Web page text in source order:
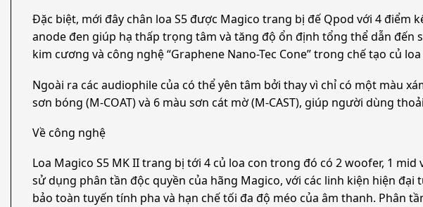
Đặc biệt, mới đây chân loa S5 được Magico trang bị đế Qpod với 4
anode đen giúp hạ thấp trọng tâm và tăng độ ổn định tổng thể dẫn
kim cương và công nghệ “Graphene Nano-Tec Cone” trong chế tạo củ
Ngoài ra các audiophile của có thể yên tâm bởi thay vì chỉ có một màu
sơn bóng (M-COAT) và 6 màu sơn cát mờ (M-CAST), giúp người dùng
Về công nghệ
Loa Magico S5 MK II trang bị tới 4 củ loa con trong đó có 2 woofer, 1
sử dụng phân tần độc quyền của hãng Magico, với các linh kiện hiện
bảo toàn tuyến tính pha và hạn chế tối đa độ méo của âm thanh. Phân